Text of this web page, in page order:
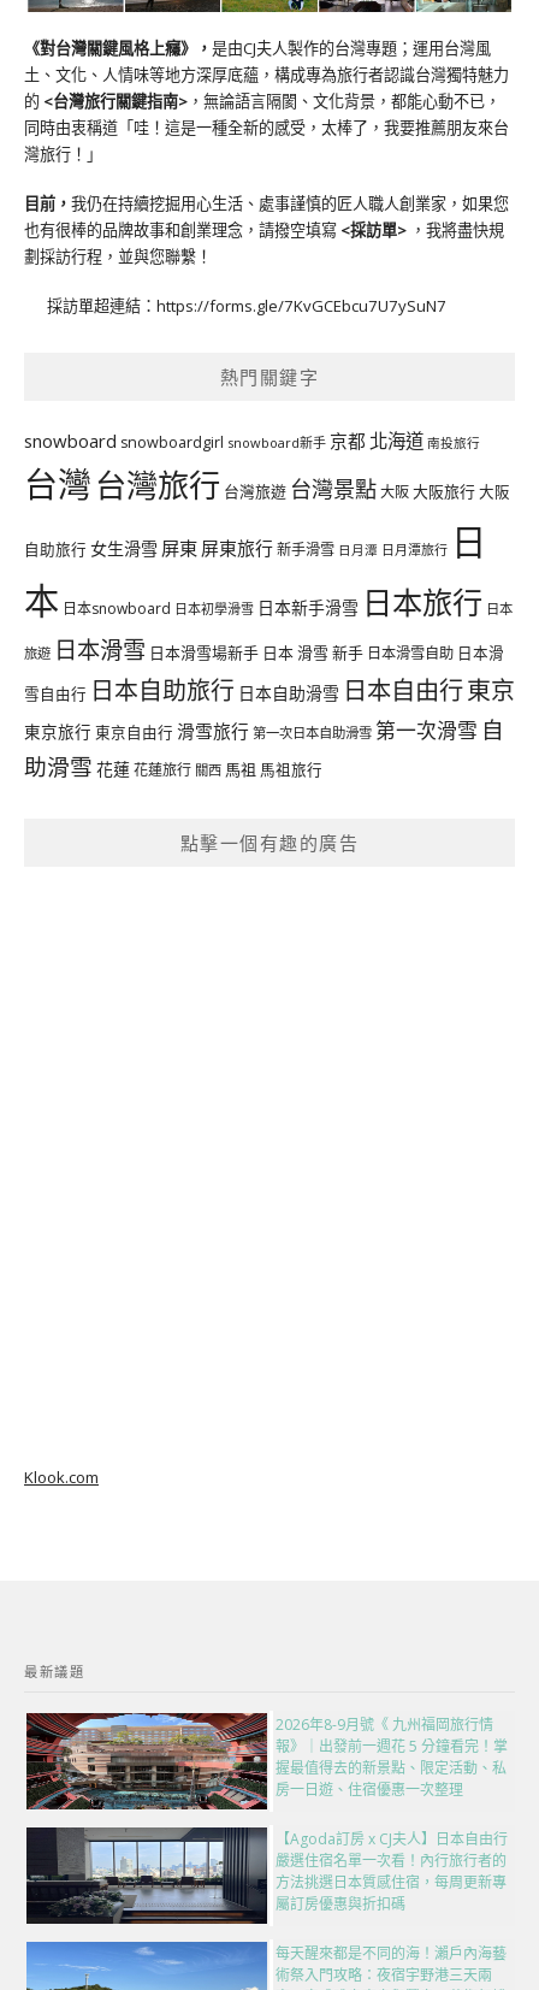
《對台灣關鍵風格上癮》 ， 是由CJ夫人製作的台灣專題；運用台灣風
土、文化、人情味等地方深厚底蘊，構成專為旅行者認識台灣獨特魅力
的 <台灣旅行關鍵指南> ，無論語言隔閡、文化背景，都能心動不已，
同時由衷稱道「哇！這是一種全新的感受，太棒了，我要推薦朋友來台
灣旅行！」
目前， 我仍在持續挖掘用心生活、處事謹慎的匠人職人創業家，如果您
也有很棒的品牌故事和創業理念，請撥空填寫 <採訪單> ，我將盡快規
劃採訪行程，並與您聯繫！
採訪單超連結： https://forms.gle/7KvGCEbcu7U7ySuN7
熱門關鍵字
snowboard snowboardgirl snowboard新手 京都 北海道 南投旅行
台灣台灣旅行 台灣旅遊 台灣景點大阪大阪旅行大阪
自助旅行 女生滑雪 屏東 屏東旅行新手滑雪 日月潭 日月潭旅行 日
本 日本snowboard 日本初學滑雪 日本新手滑雪 日本旅行 日本
旅遊 日本滑雪 日本滑雪場新手 日本 滑雪 新手 日本滑雪自助 日本滑
雪自由行 日本自助旅行 日本自助滑雪 日本自由行東京
東京旅行 東京自由行 滑雪旅行 第一次日本自助滑雪 第一次滑雪 自
助滑雪 花蓮花蓮旅行 關西 馬祖 馬祖旅行
點擊一個有趣的廣告
Klook.com
最新議題
2026年8-9月號《 九州福岡旅行情
報》｜出發前一週花 5 分鐘看完！掌
握最值得去的新景點、限定活動、私
房一日遊、住宿優惠一次整理
【Agoda訂房 x CJ夫人】日本自由行
嚴選住宿名單一次看！內行旅行者的
方法挑選日本質感住宿，每周更新專
屬訂房優惠與折扣碼
每天醒來都是不同的海！瀨戶內海藝
術祭入門攻略：夜宿宇野港三天兩